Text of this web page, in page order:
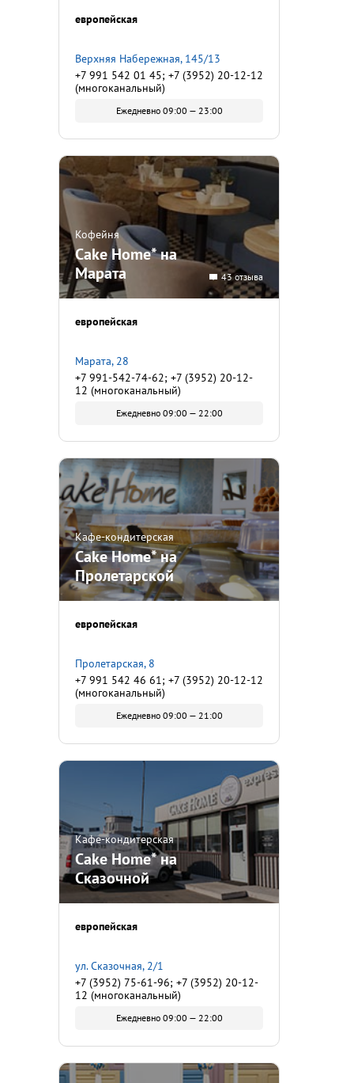
европейская
Верхняя Набережная, 145/13
+7 991 542 01 45; +7 (3952) 20-12-12
(многоканальный)
Ежедневно 09:00 — 23:00
Кофейня
Cake Home* на
Марата
43 отзыва
европейская
Марата, 28
+7 991-542-74-62; +7 (3952) 20-12-
12 (многоканальный)
Ежедневно 09:00 — 22:00
Кафе-кондитерская
Cake Home* на
Пролетарской
европейская
Пролетарская, 8
+7 991 542 46 61; +7 (3952) 20-12-12
(многоканальный)
Ежедневно 09:00 — 21:00
Кафе-кондитерская
Cake Home* на
Сказочной
европейская
ул. Сказочная, 2/1
+7 (3952) 75-61-96; +7 (3952) 20-12-
12 (многоканальный)
Ежедневно 09:00 — 22:00